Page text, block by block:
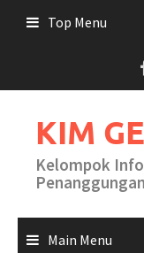
Top Menu
KIM
Kelompok
Penanggungan
Main Menu